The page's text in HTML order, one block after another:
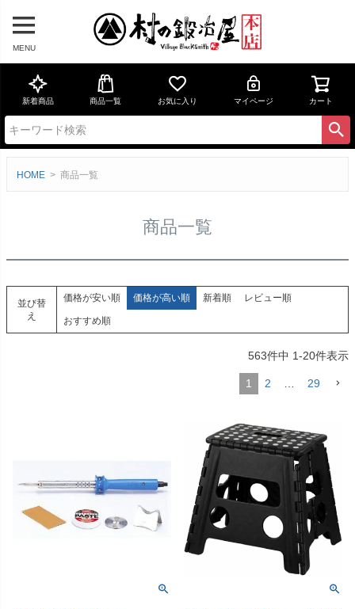
MENU
新着商品 商品一覧 お気に入り マイページ カート
HOME 商品一覧
商品一覧
並び替
え
価格が安い順 価格が高い順 新着順 レビュー順
おすすめ順
563件中 1-20件表示
1 2 29